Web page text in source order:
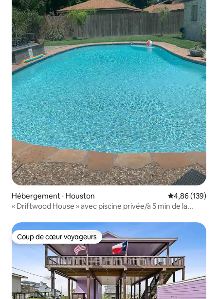
Hébergement ⋅ Houston Évaluation
4,86 (139)
« Driftwood House » avec piscine privée/à 5 min de la
Coup de cœur voyageurs
Coup de cœur voyageurs